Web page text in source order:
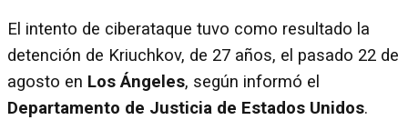
El intento de ciberataque tuvo como resultado la
detención de Kriuchkov, de 27 años, el pasado 22 de
agosto en Los Ángeles, según informó el
Departamento de Justicia de Estados Unidos.